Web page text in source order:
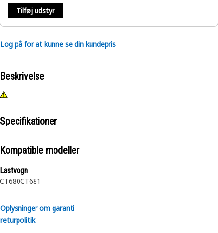
Tilføj udstyr
Log på for at kunne se din kundepris
Beskrivelse
Specifikationer
Kompatible modeller
Lastvogn
CT680CT681
Oplysninger om garanti
returpolitik